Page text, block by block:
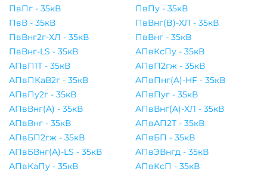
ПвПг - 35кВ
ПвПу - 35кВ
ПвВ - 35кВ
ПвВнг(B)-ХЛ - 35кВ
ПвВнг2г-ХЛ - 35кВ
ПвВнг - 35кВ
ПвВнг-LS - 35кВ
АПвКсПу - 35кВ
АПвП1Т - 35кВ
АПвП2гж - 35кВ
АПвПКаВ2г - 35кВ
АПвПнг(A)-HF - 35кВ
АПвПу2г - 35кВ
АПвПуг - 35кВ
АПвВнг(A) - 35кВ
АПвВнг(A)-ХЛ - 35кВ
АПвВнг - 35кВ
АПвАП2Т - 35кВ
АПвБП2гж - 35кВ
АПвБП - 35кВ
АПвБВнг(A)-LS - 35кВ
АПвЭВнгд - 35кВ
АПвКаПу - 35кВ
АПвКсП - 35кВ